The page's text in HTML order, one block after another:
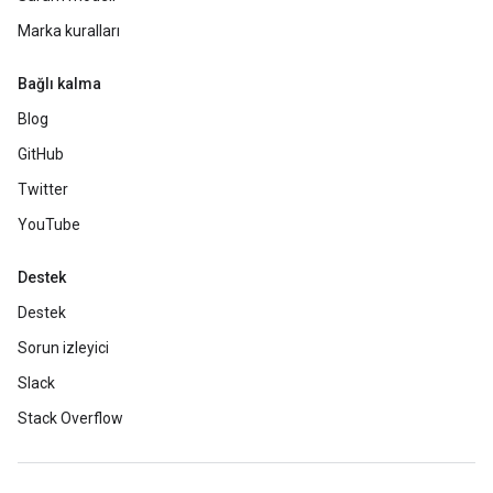
Marka kuralları
Bağlı kalma
Blog
GitHub
Twitter
YouTube
Destek
Destek
Sorun izleyici
Slack
Stack Overflow